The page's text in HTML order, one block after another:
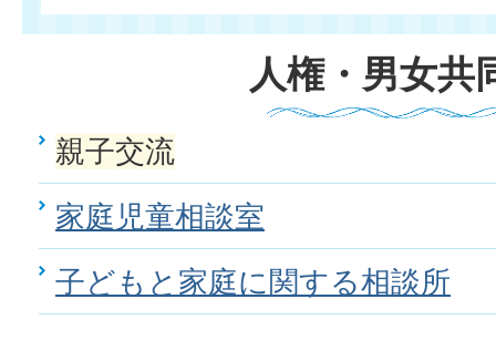
人権・男女共
親子交流
家庭児童相談室
子どもと家庭に関する相談所